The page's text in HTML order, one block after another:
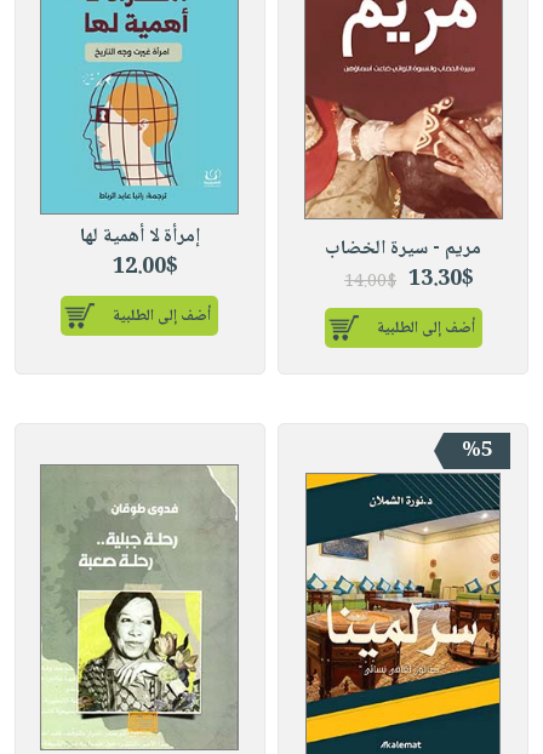
مريم - سيرة الخضاب
13.30$
14.00$
أضف إلى الطلبية
إمرأة لا أهمية لها
12.00$
أضف إلى الطلبية
%5